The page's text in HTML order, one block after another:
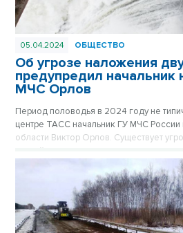
05.04.2024 ОБЩЕСТВО
Об угрозе наложения
предупредил начальник
МЧС Орлов
Период половодья в 2024 году не
центре ТАСС начальник ГУ МЧС
области Виктор Орлов. Существует